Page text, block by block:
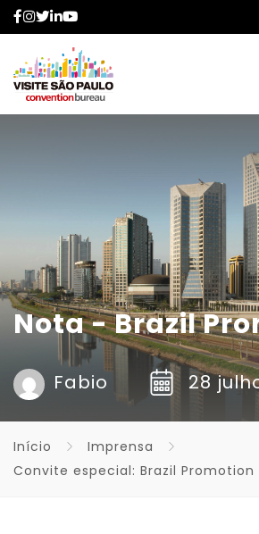
Facebook
Instagram
Twitter
LinkedIn
Nota - Brazil
Fabio 28
Início
Imprensa
Convite especial: Brazil Promotion